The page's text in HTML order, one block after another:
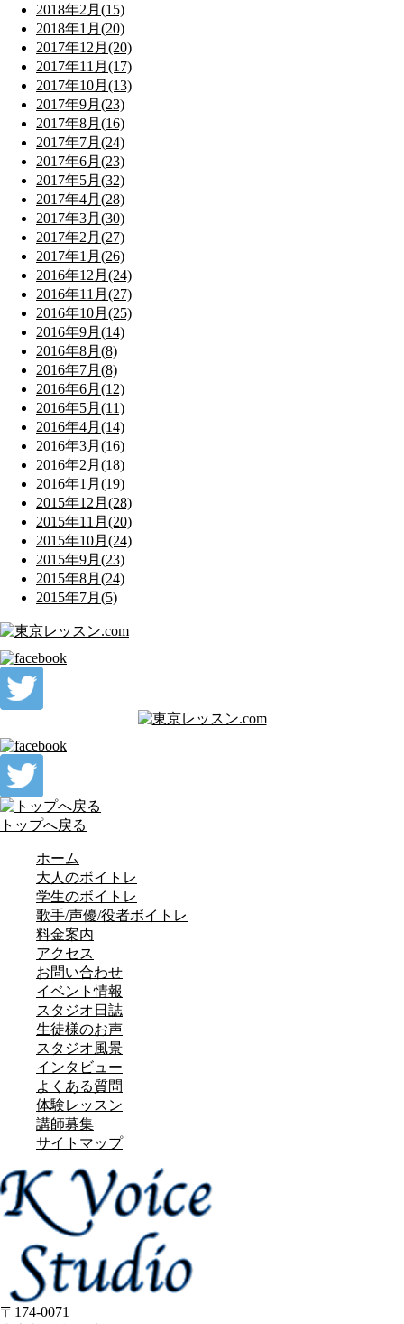
2018年2月(15)
2018年1月(20)
2017年12月(20)
2017年11月(17)
2017年10月(13)
2017年9月(23)
2017年8月(16)
2017年7月(24)
2017年6月(23)
2017年5月(32)
2017年4月(28)
2017年3月(30)
2017年2月(27)
2017年1月(26)
2016年12月(24)
2016年11月(27)
2016年10月(25)
2016年9月(14)
2016年8月(8)
2016年7月(8)
2016年6月(12)
2016年5月(11)
2016年4月(14)
2016年3月(16)
2016年2月(18)
2016年1月(19)
2015年12月(28)
2015年11月(20)
2015年10月(24)
2015年9月(23)
2015年8月(24)
2015年7月(5)
トップへ戻る
ホーム
大人のボイトレ
学生のボイトレ
歌手/声優/役者ボイトレ
料金案内
アクセス
お問い合わせ
イベント情報
スタジオ日誌
生徒様のお声
スタジオ風景
インタビュー
よくある質問
体験レッスン
講師募集
サイトマップ
〒174-0071